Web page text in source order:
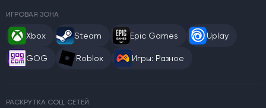
ИГРОВАЯ ЗОНА
Xbox Steam Epic Games Uplay
GOG Roblox Игры: Разное
РАСКРУТКА СОЦ. СЕТЕЙ